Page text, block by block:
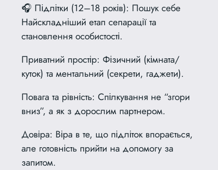
🎧 Підлітки (12–18 років): Пошук себе
Найскладніший етап сепарації та
становлення особистості.
Приватний простір: Фізичний (кімната/
куток) та ментальний (секрети, гаджети).
Повага та рівність: Спілкування не “згори
вниз”, а як з дорослим партнером.
Довіра: Віра в те, що підліток впорається,
але готовність прийти на допомогу за
запитом.